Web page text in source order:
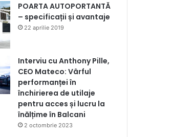
POARTA AUTOPORTANTĂ
– specificații și avantaje
22 aprilie 2019
Interviu cu Anthony Pille,
CEO Mateco: Vârful
performanței în
închirierea de utilaje
pentru acces și lucru la
înălțime în Balcani
2 octombrie 2023